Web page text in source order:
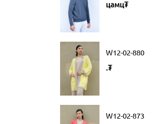
цамц₮
W12-02-880
.₮
W12-02-873